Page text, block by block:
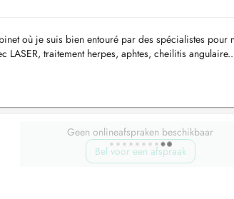
où je suis bien entouré par des spécialistes pour
traitement herpes, aphtes, cheilitis
Geen onlineafspraken beschikbaar
Bel voor een afspraak